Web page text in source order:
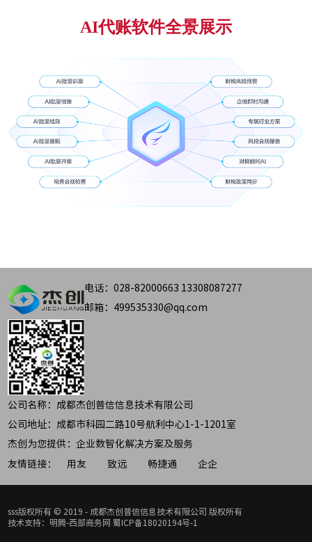
AI代账软件全景展示
电话：028-82000663 13308087277
邮箱：499535330@qq.com
公司名称：成都杰创普信信息技术有限公司
公司地址：成都市科园二路10号航利中心1-1-1201室
杰创为您提供：企业数智化解决方案及服务
友情链接： 用友 致远 畅捷通 企企
sss版权所有 © 2019 - 成都杰创普信信息技术有限公司 版权所有
技术支持：明腾-西部商务网 蜀ICP备18020194号-1